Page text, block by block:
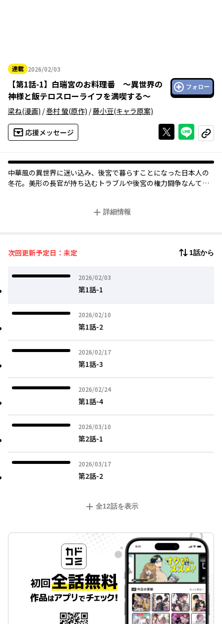
連載 2026/02/03
2026年02月03日
【第1話-1】 白瑞宮のお料理番 〜異世界の
神様と飯テロスローライフを満喫する〜
フォロー
梁ね(漫画) /巻村 螢(原作) /藤小豆(キャラ原案)
応援メッセージ Xで投稿する
ライン
コピー
中華風の異世界に迷い込み、後宮で暮らすことになった日本人の
冬花。美形の長官が持ち込むトラブルや後宮の権力闘争なんて何
詳細情報
次回更新予定日：未定 1話から
2026/02/03
2026年02月03日
第1話-1
2026/02/10
2026年02月10日
第1話-2
2026/02/17
2026年02月17日
第1話-3
2026/02/24
2026年02月24日
第1話-4
2026/03/10
2026年03月10日
第2話-1
2026/03/17
2026年03月17日
第2話-2
全12話を表示